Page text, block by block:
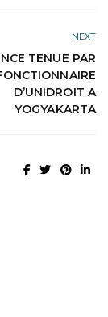
NEXT
TENUE PAR
D’UNIDROIT A
YOGYAKARTA